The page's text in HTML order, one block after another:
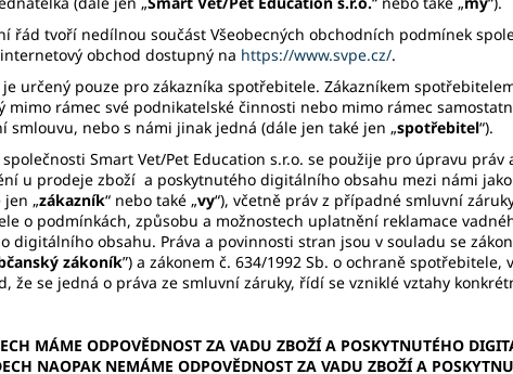
řád tvoří nedílnou součást Všeobecných obchodních podmínek
obchod dostupný na https://www.svpe.cz/.
určený pouze pro zákazníka spotřebitele. Zákazníkem
mimo rámec své podnikatelské činnosti nebo mimo rámec
smlouvu, nebo s námi jinak jedná (dále jen také jen „spotřebitel“).
společnosti Smart Vet/Pet Education s.r.o. se použije pro úpravu
u prodeje zboží a poskytnutého digitálního obsahu mezi námi
„zákazník“ nebo také „vy“), včetně práv z případné smluvní
o podmínkách, způsobu a možnostech uplatnění reklamace
digitálního obsahu. Práva a povinnosti stran jsou v souladu se
zákoník”) a zákonem č. 634/1992 Sb. o ochraně spotřebitele,
že se jedná o práva ze smluvní záruky, řídí se vzniklé vztahy
MÁME ODPOVĚDNOST ZA VADU ZBOŽÍ A POSKYTNUTÉHO
NAOPAK NEMÁME ODPOVĚDNOST ZA VADU ZBOŽÍ A